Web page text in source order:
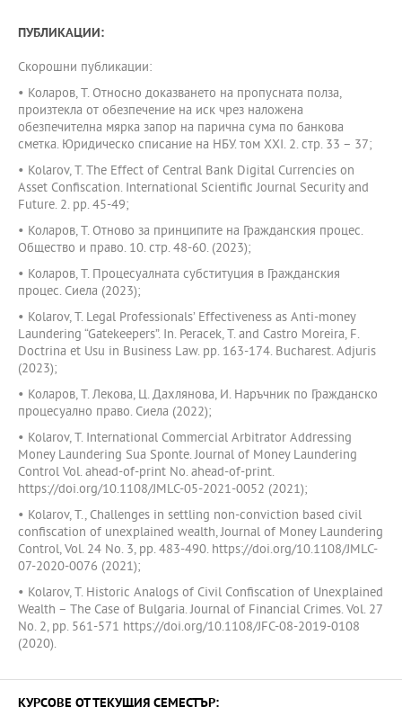
ПУБЛИКАЦИИ:
Скорошни публикации:
• Коларов, Т. Относно доказването на пропусната полза,
произтекла от обезпечение на иск чрез наложена
обезпечителна мярка запор на парична сума по банкова
сметка. Юридическо списание на НБУ. том XXI. 2. стр. 33 – 37;
• Kolarov, T. The Effect of Central Bank Digital Currencies on
Asset Confiscation. International Scientific Journal Security and
Future. 2. pp. 45-49;
• Коларов, Т. Отново за принципите на Гражданския процес.
Общество и право. 10. стр. 48-60. (2023);
• Коларов, Т. Процесуалната субституция в Гражданския
процес. Сиела (2023);
• Kolarov, T. Legal Professionals’ Effectiveness as Anti-money
Laundering “Gatekeepers”. In. Peracek, T. and Castro Moreira, F.
Doctrina et Usu in Business Law. pp. 163-174. Bucharest. Adjuris
(2023);
• Коларов, Т. Лекова, Ц. Дахлянова, И. Наръчник по Гражданско
процесуално право. Сиела (2022);
• Kolarov, T. International Commercial Arbitrator Addressing
Money Laundering Sua Sponte. Journal of Money Laundering
Control Vol. ahead-of-print No. ahead-of-print.
https://doi.org/10.1108/JMLC-05-2021-0052 (2021);
• Kolarov, T., Challenges in settling non-conviction based civil
confiscation of unexplained wealth, Journal of Money Laundering
Control, Vol. 24 No. 3, pp. 483-490. https://doi.org/10.1108/JMLC-
07-2020-0076 (2021);
• Kolarov, T. Historic Analogs of Civil Confiscation of Unexplained
Wealth – The Case of Bulgaria. Journal of Financial Crimes. Vol. 27
No. 2, pp. 561-571 https://doi.org/10.1108/JFC-08-2019-0108
(2020).